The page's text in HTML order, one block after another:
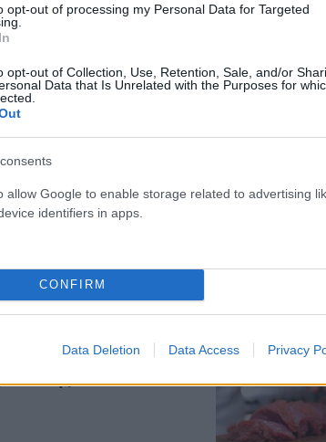
opt-out of processing my Personal Data for Targeted
opt-out of Collection, Use, Retention, Sale, and/or
Data that Is Unrelated with the Purposes for
allow Google to enable storage related to advertising
identifiers in apps.
CONFIRM
Data Deletion Data Access Privacy
να δώσει μια
τον γιο του
Και οι
"φιλίες"
κίνδυνος σοβαρής
κάκωσης